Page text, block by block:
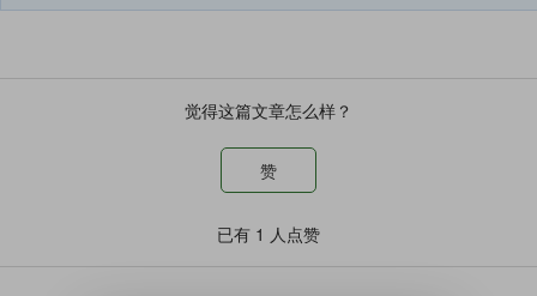
觉得这篇文章怎么样？
赞
已有 1 人点赞